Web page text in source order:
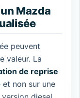
Mazda
peuvent
valeur. La
de reprise
non sur une